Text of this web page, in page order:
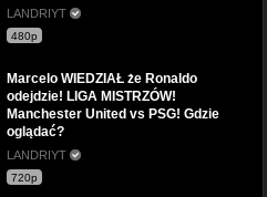
LANDRIYT
480p
Marcelo WIEDZIAŁ że Ronaldo
odejdzie! LIGA MISTRZÓW!
Manchester United vs PSG! Gdzie
oglądać?
LANDRIYT
720p